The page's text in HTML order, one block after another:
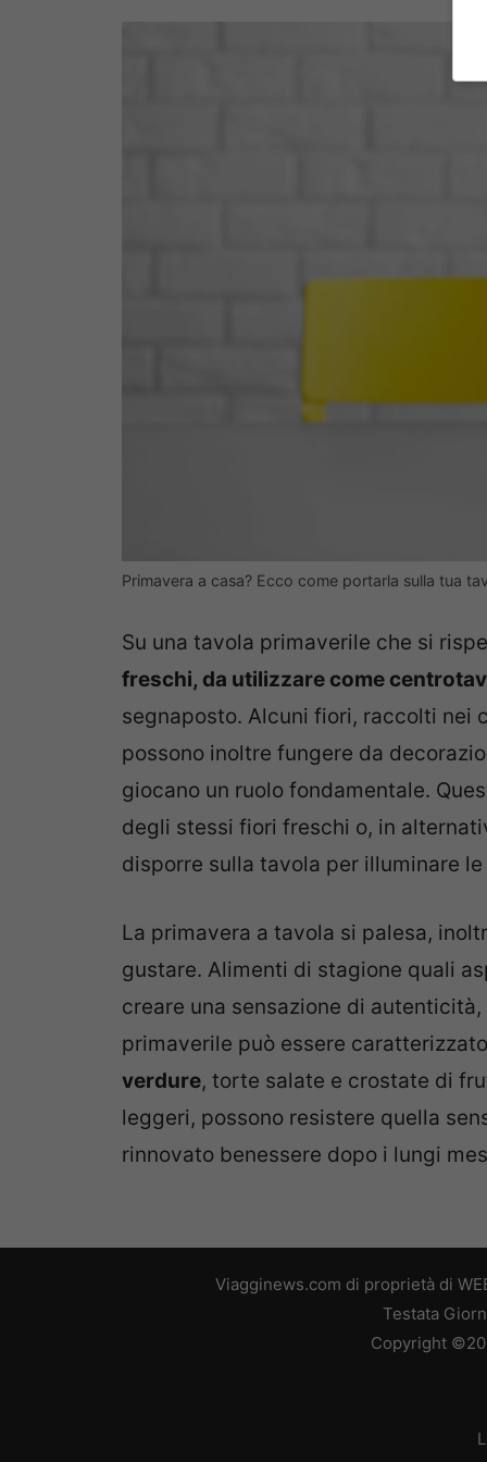
Primavera a casa? Ecco come portarla sulla tua
Su una tavola primaverile che si
freschi, da utilizzare come
segnaposto. Alcuni fiori, raccolti nei
possono inoltre fungere da
giocano un ruolo fondamentale.
degli stessi fiori freschi o, in
disporre sulla tavola per illuminare
La primavera a tavola si palesa,
gustare. Alimenti di stagione quali
creare una sensazione di
primaverile può essere
verdure, torte salate e crostate di
leggeri, possono resistere quella
rinnovato benessere dopo i lungi
Viagginews.com di proprietà di
Testata
Copyright